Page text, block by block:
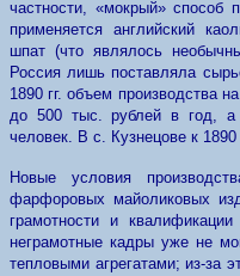
частности, «мокрый» способ
применяется английский
шпат (что являлось
Россия лишь поставляла
1890 гг. объем производства
до 500 тыс. рублей в год, а
человек. В с. Кузнецове к
Новые условия
фарфоровых майоликовых
грамотности и
неграмотные кадры уже не
тепловыми агрегатами; из-за